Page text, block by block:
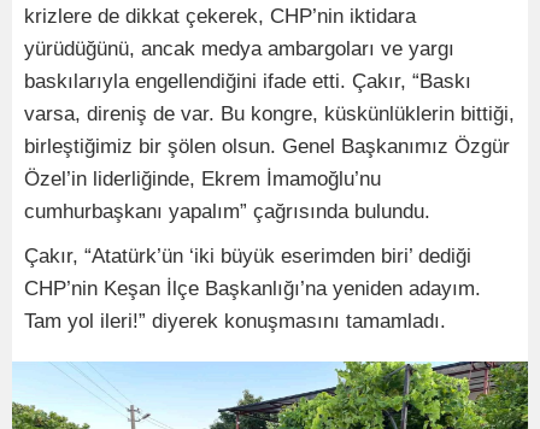
krizlere de dikkat çekerek, CHP’nin iktidara
yürüdüğünü, ancak medya ambargoları ve yargı
baskılarıyla engellendiğini ifade etti. Çakır, “Baskı
varsa, direniş de var. Bu kongre, küskünlüklerin bittiği,
birleştiğimiz bir şölen olsun. Genel Başkanımız Özgür
Özel’in liderliğinde, Ekrem İmamoğlu’nu
cumhurbaşkanı yapalım” çağrısında bulundu.
Çakır, “Atatürk’ün ‘iki büyük eserimden biri’ dediği
CHP’nin Keşan İlçe Başkanlığı’na yeniden adayım.
Tam yol ileri!” diyerek konuşmasını tamamladı.